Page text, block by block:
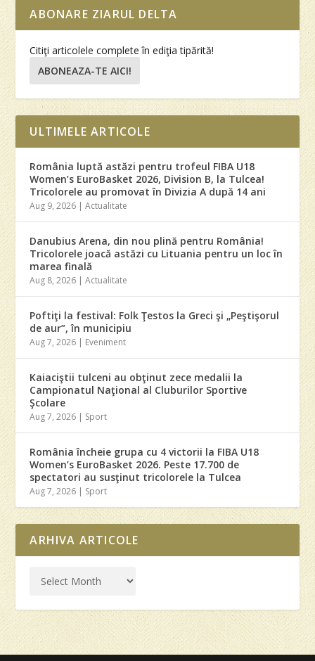
ABONARE ZIARUL DELTA
Citiţi articolele complete în ediţia tipărită!
ABONEAZA-TE AICI!
ULTIMELE ARTICOLE
România luptă astăzi pentru trofeul FIBA U18
Women’s EuroBasket 2026, Division B, la Tulcea!
Tricolorele au promovat în Divizia A după 14 ani
Aug 9, 2026 |Actualitate
Danubius Arena, din nou plină pentru România!
Tricolorele joacă astăzi cu Lituania pentru un loc în
marea finală
Aug 8, 2026 |Actualitate
Poftiţi la festival: Folk Ţestos la Greci şi „Peştişorul
de aur”, în municipiu
Aug 7, 2026 Eveniment
Kaiaciştii tulceni au obţinut zece medalii la
Campionatul Naţional al Cluburilor Sportive
Şcolare
Aug 7, 2026 Sport
România încheie grupa cu 4 victorii la FIBA U18
Women’s EuroBasket 2026. Peste 17.700 de
spectatori au susţinut tricolorele la Tulcea
Aug 7, 2026 Sport
ARHIVA ARTICOLE